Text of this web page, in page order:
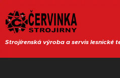
Strojírenská výroba a servis lesnické